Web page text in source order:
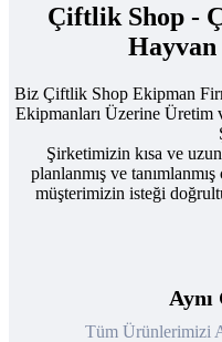
Çiftlik Shop -
Biz Çiftlik Shop Ekipman
Ekipmanları Üzerine
Şirketimizin kısa ve
planlanmış ve
müşterimizin isteği
Tüm Ürünlerimizi